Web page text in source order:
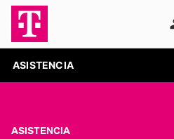
ASISTENCIA
ASISTENCIA